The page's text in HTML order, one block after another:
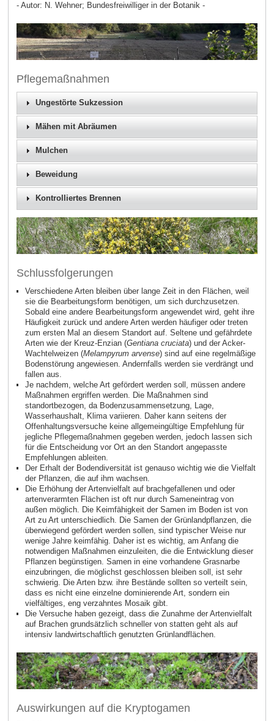
- Autor: N. Wehner; Bundesfreiwilliger in der Botanik -
Pflegemaßnahmen
Ungestörte Sukzession
Mähen mit Abräumen
Mulchen
Beweidung
Kontrolliertes Brennen
Schlussfolgerungen
Verschiedene Arten bleiben über lange Zeit in den Flächen, weil
sie die Bearbeitungsform benötigen, um sich durchzusetzen.
Sobald eine andere Bearbeitungsform angewendet wird, geht ihre
Häufigkeit zurück und andere Arten werden häufiger oder treten
zum ersten Mal an diesem Standort auf. Seltene und gefährdete
Arten wie der Kreuz‑Enzian (Gentiana cruciata) und der Acker-
Wachtelweizen (Melampyrum arvense) sind auf eine regelmäßige
Bodenstörung angewiesen. Andernfalls werden sie verdrängt und
fallen aus.
Je nachdem, welche Art gefördert werden soll, müssen andere
Maßnahmen ergriffen werden. Die Maßnahmen sind
standortbezogen, da Bodenzusammensetzung, Lage,
Wasserhaushalt, Klima variieren. Daher kann seitens der
Offenhaltungsversuche keine allgemeingültige Empfehlung für
jegliche Pflegemaßnahmen gegeben werden, jedoch lassen sich
für die Entscheidung vor Ort an den Standort angepasste
Empfehlungen ableiten.
Der Erhalt der Bodendiversität ist genauso wichtig wie die Vielfalt
der Pflanzen, die auf ihm wachsen.
Die Erhöhung der Artenvielfalt auf brachgefallenen und oder
artenverarmten Flächen ist oft nur durch Sameneintrag von
außen möglich. Die Keimfähigkeit der Samen im Boden ist von
Art zu Art unterschiedlich. Die Samen der Grünlandpflanzen, die
überwiegend gefördert werden sollen, sind typischer Weise nur
wenige Jahre keimfähig. Daher ist es wichtig, am Anfang die
notwendigen Maßnahmen einzuleiten, die die Entwicklung dieser
Pflanzen begünstigen. Samen in eine vorhandene Grasnarbe
einzubringen, die möglichst geschlossen bleiben soll, ist sehr
schwierig. Die Arten bzw. ihre Bestände sollten so verteilt sein,
dass es nicht eine einzelne dominierende Art, sondern ein
vielfältiges, eng verzahntes Mosaik gibt.
Die Versuche haben gezeigt, dass die Zunahme der Artenvielfalt
auf Brachen grundsätzlich schneller von statten geht als auf
intensiv landwirtschaftlich genutzten Grünlandflächen.
Auswirkungen auf die Kryptogamen